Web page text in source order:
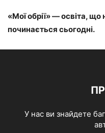
«Мої обрії» — освіта,
починається сьогодні.
У нас ви знайдете